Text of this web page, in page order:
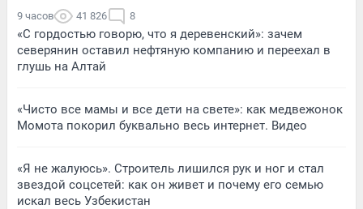
9 часов 41 826 8
«С гордостью говорю, что я деревенский»: зачем
северянин оставил нефтяную компанию и переехал в
глушь на Алтай
«Чисто все мамы и все дети на свете»: как медвежонок
Момота покорил буквально весь интернет. Видео
«Я не жалуюсь». Строитель лишился рук и ног и стал
звездой соцсетей: как он живет и почему его семью
искал весь Узбекистан